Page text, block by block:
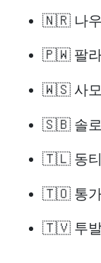
🇳🇷 나우
🇵🇼 팔라
🇼🇸 사모
🇸🇧 솔로
🇹🇱 동티
🇹🇴 통가
🇹🇻 투발